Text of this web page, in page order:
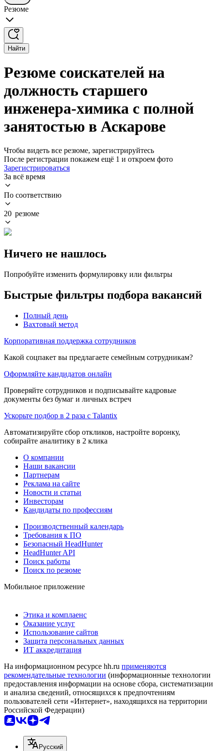
Резюме
Найти
Резюме соискателей на
должность старшего
инженера-химика с полной
занятостью в Аскарове
Чтобы видеть все резюме, зарегистрируйтесь
После регистрации покажем ещё 1 и откроем фото
Зарегистрироваться
За всё время
По соответствию
20 резюме
Ничего не нашлось
Попробуйте изменить формулировку или фильтры
Быстрые фильтры подбора вакансий
Полный день
Вахтовый метод
Корпоративная поддержка сотрудников
Какой соцпакет вы предлагаете семейным сотрудникам?
Оформляйте кандидатов онлайн
Проверяйте сотрудников и подписывайте кадровые
документы без бумаг и личных встреч
Ускорьте подбор в 2 раза с Talantix
Автоматизируйте сбор откликов, настройте воронку,
собирайте аналитику в 2 клика
О компании
Наши вакансии
Партнерам
Реклама на сайте
Новости и статьи
Инвесторам
Кандидаты по профессиям
Производственный календарь
Требования к ПО
Безопасный HeadHunter
HeadHunter API
Поиск работы
Поиск по резюме
Мобильное приложение
Этика и комплаенс
Оказание услуг
Использование сайтов
Защита персональных данных
ИТ аккредитация
На информационном ресурсе hh.ru применяются
рекомендательные технологии (информационные технологии
предоставления информации на основе сбора, систематизации
и анализа сведений, относящихся к предпочтениям
пользователей сети «Интернет», находящихся на территории
Российской Федерации)
Русский